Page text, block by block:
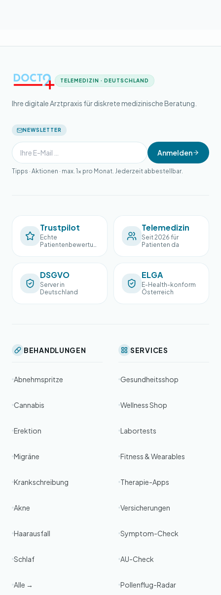
TELEMEDIZIN · DEUTSCHLAND
Ihre digitale Arztpraxis für diskrete medizinische Beratung.
NEWSLETTER
Anmelden
Tipps · Aktionen · max. 1× pro Monat. Jederzeit abbestellbar.
Trustpilot
Echte
Patientenbewertun
Telemedizin
Seit 2026 für
Patienten da
DSGVO
Server in
Deutschland
ELGA
E-Health-konform
Österreich
BEHANDLUNGEN
Abnehmspritze
Cannabis
Erektion
Migräne
Krankschreibung
Akne
Haarausfall
Schlaf
Alle →
SERVICES
Gesundheitsshop
Wellness Shop
Labortests
Fitness & Wearables
Therapie-Apps
Versicherungen
Symptom-Check
AU-Check
Pollenflug-Radar